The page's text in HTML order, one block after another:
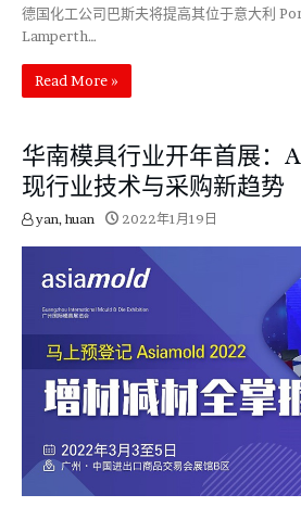
德国化工公司巴斯夫将提高其位于意大利
Lamperth…
Read More »
华南模具行业开年首展：
现行业技术与采购新趋势
yan, huan 2022年1月19日